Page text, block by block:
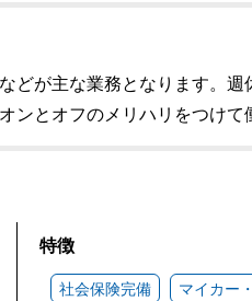
どが主な業務となります。
ンとオフのメリハリをつけて
特徴
社会保険完備 マイカー